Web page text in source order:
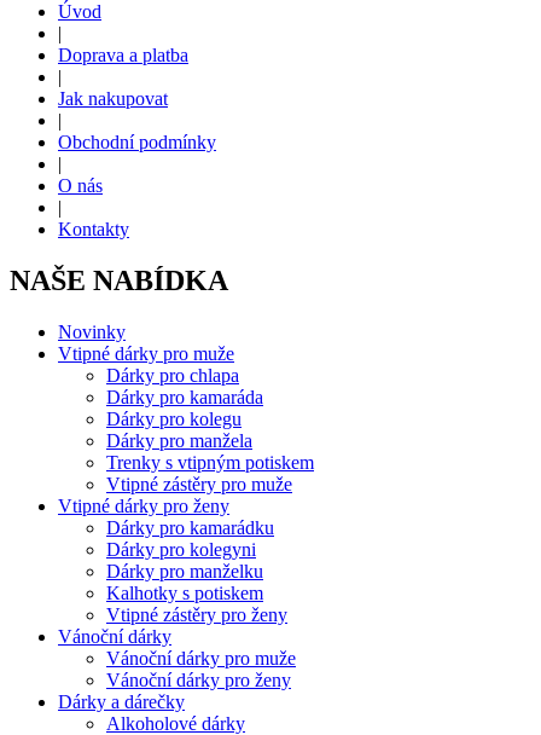
Úvod
|
Doprava a platba
|
Jak nakupovat
|
Obchodní podmínky
|
O nás
|
Kontakty
NAŠE NABÍDKA
Novinky
Vtipné dárky pro muže
Dárky pro chlapa
Dárky pro kamaráda
Dárky pro kolegu
Dárky pro manžela
Trenky s vtipným potiskem
Vtipné zástěry pro muže
Vtipné dárky pro ženy
Dárky pro kamarádku
Dárky pro kolegyni
Dárky pro manželku
Kalhotky s potiskem
Vtipné zástěry pro ženy
Vánoční dárky
Vánoční dárky pro muže
Vánoční dárky pro ženy
Dárky a dárečky
Alkoholové dárky